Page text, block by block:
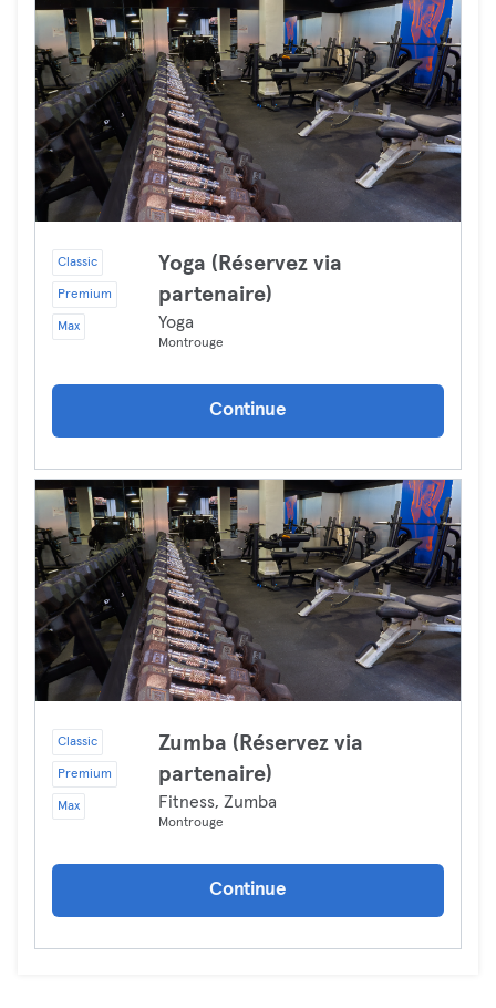
Classic
Premium
Max
Yoga (Réservez via
partenaire)
Yoga
Montrouge
Continue
Classic
Premium
Max
Zumba (Réservez via
partenaire)
Fitness, Zumba
Montrouge
Continue